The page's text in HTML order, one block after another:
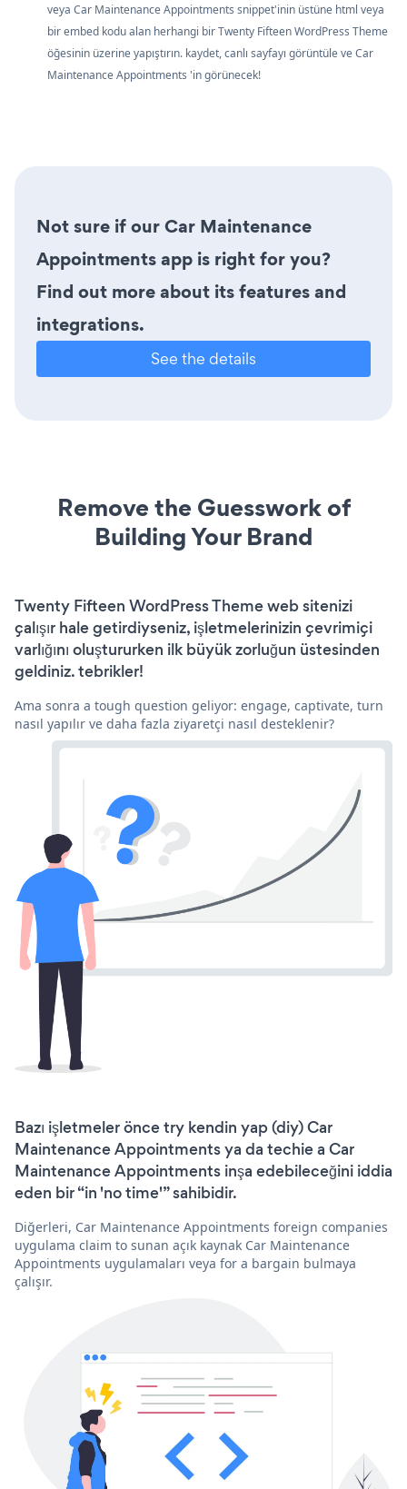
veya Car Maintenance Appointments snippet'inin üstüne html veya
bir embed kodu alan herhangi bir Twenty Fifteen WordPress Theme
öğesinin üzerine yapıştırın. kaydet, canlı sayfayı görüntüle ve Car
Maintenance Appointments 'in görünecek!
Not sure if our Car Maintenance
Appointments app is right for you?
Find out more about its features and
integrations.
See the details
Remove the Guesswork of
Building Your Brand
Twenty Fifteen WordPress Theme web sitenizi
çalışır hale getirdiyseniz, işletmelerinizin çevrimiçi
varlığını oluştururken ilk büyük zorluğun üstesinden
geldiniz. tebrikler!
Ama sonra a tough question geliyor: engage, captivate, turn
nasıl yapılır ve daha fazla ziyaretçi nasıl desteklenir?
Bazı işletmeler önce try kendin yap (diy) Car
Maintenance Appointments ya da techie a Car
Maintenance Appointments inşa edebileceğini iddia
eden bir “in 'no time'” sahibidir.
Diğerleri, Car Maintenance Appointments foreign companies
uygulama claim to sunan açık kaynak Car Maintenance
Appointments uygulamaları veya for a bargain bulmaya
çalışır.